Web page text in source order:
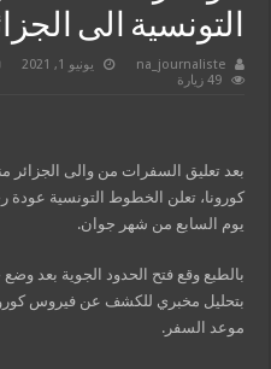
التونسية الى
na_journaliste يونيو 1, 2021
49 زيارة
بعد تعليق السفرات من والى الجزائر
كورونا، تعلن الخطوط التونسية عودة
يوم السابع من شهر جوان.
بالطبع وقع فتح الحدود الجوية بعد
بتحليل مخبري للكشف عن فيروس
موعد السفر.